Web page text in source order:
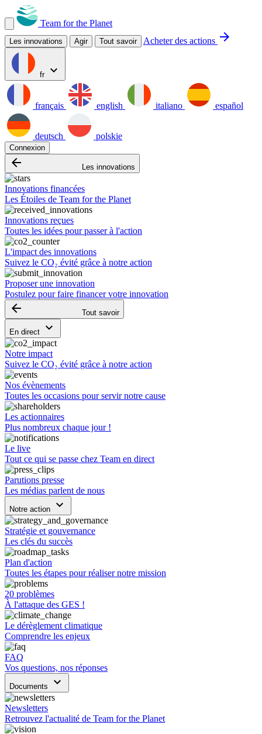
Team for the Planet
Les innovations Agir Tout savoir Acheter des actions arrow_forward
fr expand_more
français english italiano español
deutsch polskie
Connexion
arrow_backward Les innovations
Innovations financées
Les Étoiles de Team for the Planet
Innovations reçues
Toutes les idées pour passer à l'action
L'impact des innovations
Suivez le CO₂ évité grâce à notre action
Proposer une innovation
Postulez pour faire financer votre innovation
arrow_backward Tout savoir
En direct keyboard_arrow_down
Notre impact
Suivez le CO₂ évité grâce à notre action
Nos évènements
Toutes les occasions pour servir notre cause
Les actionnaires
Plus nombreux chaque jour !
Le live
Tout ce qui se passe chez Team en direct
Parutions presse
Les médias parlent de nous
Notre action keyboard_arrow_down
Stratégie et gouvernance
Les clés du succès
Plan d'action
Toutes les étapes pour réaliser notre mission
20 problèmes
À l'attaque des GES !
Le dérèglement climatique
Comprendre les enjeux
FAQ
Vos questions, nos réponses
Documents keyboard_arrow_down
Newsletters
Retrouvez l'actualité de Team for the Planet